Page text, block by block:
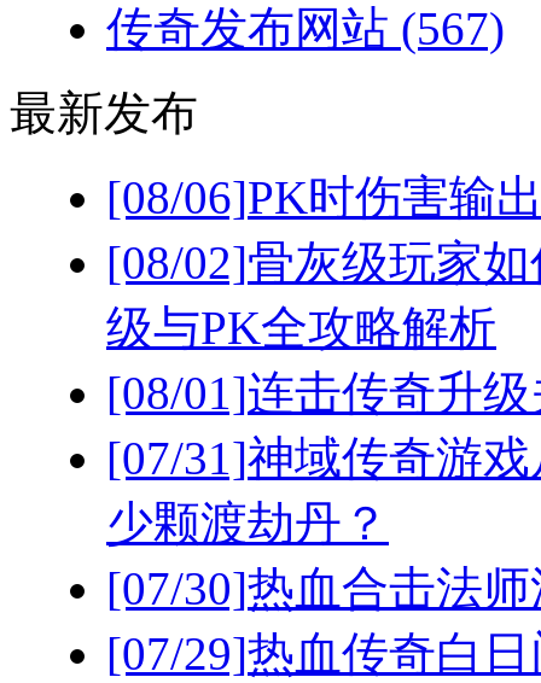
传奇发布网站 (567)
最新发布
[08/06]PK时伤害输
[08/02]骨灰级玩家
级与PK全攻略解析
[08/01]连击传奇升
[07/31]神域传奇游
少颗渡劫丹？
[07/30]热血合击法
[07/29]热血传奇白